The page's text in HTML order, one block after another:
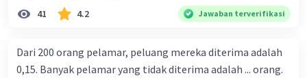
41 4.2 Jawaban terverifikasi
Dari 200 orang pelamar, peluang mereka diterima adalah
0,15. Banyak pelamar yang tidak diterima adalah ... orang.